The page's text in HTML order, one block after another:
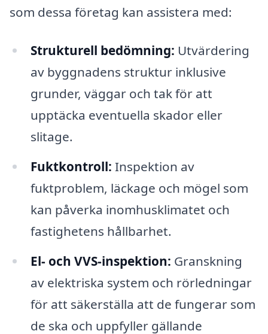
som dessa företag kan assistera med:
Strukturell bedömning: Utvärdering
av byggnadens struktur inklusive
grunder, väggar och tak för att
upptäcka eventuella skador eller
slitage.
Fuktkontroll: Inspektion av
fuktproblem, läckage och mögel som
kan påverka inomhusklimatet och
fastighetens hållbarhet.
El- och VVS-inspektion: Granskning
av elektriska system och rörledningar
för att säkerställa att de fungerar som
de ska och uppfyller gällande